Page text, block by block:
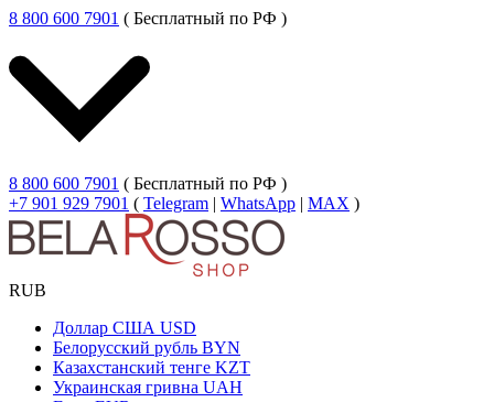
8 800 600 7901 ( Бесплатный по РФ )
8 800 600 7901 ( Бесплатный по РФ )
+7 901 929 7901 ( Telegram | WhatsApp | MAX )
RUB
Доллар США USD
Белорусский рубль BYN
Казахстанский тенге KZT
Украинская гривна UAH